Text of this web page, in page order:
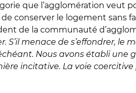
que l’agglomération veut
conserver le logement sans
de la communauté
menace de s’effondrer, le
Nous avons établi une
incitative. La voie coercitive